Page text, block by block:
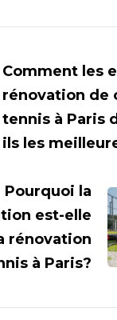
Comment les
rénovation de
tennis à Paris
ils les
Pourquoi la
est-elle
rénovation
à Paris?